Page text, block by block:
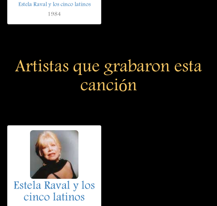
Estela Raval y los cinco latinos
1984
Artistas que grabaron esta
canción
Estela Raval y los
cinco latinos